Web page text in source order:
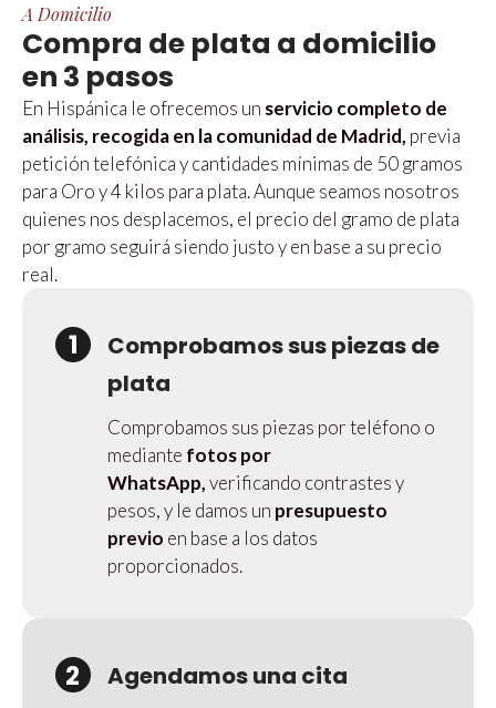
A Domicilio
Compra de plata a domicilio
en 3 pasos
En Hispánica le ofrecemos un servicio completo de
análisis, recogida en la comunidad de Madrid, previa
petición telefónica y cantidades mínimas de 50 gramos
para Oro y 4 kilos para plata. Aunque seamos nosotros
quienes nos desplacemos, el precio del gramo de plata
por gramo seguirá siendo justo y en base a su precio
real.
1
Comprobamos sus piezas de
plata
Comprobamos sus piezas por teléfono o
mediante fotos por
WhatsApp,verificando contrastes y
pesos, y le damos un presupuesto
previo en base a los datos
proporcionados.
2 Agendamos una cita